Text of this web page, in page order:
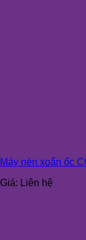
Máy nén xoắn ốc
Giá: Liên hệ